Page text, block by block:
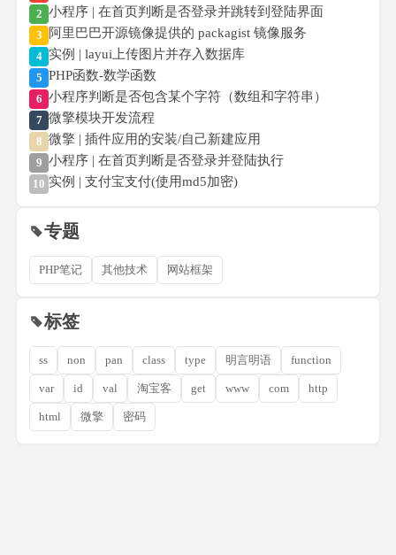
2 小程序 | 在首页判断是否登录并跳转到登陆界面
3 阿里巴巴开源镜像提供的 packagist 镜像服务
4 实例 | layui上传图片并存入数据库
5 PHP函数-数学函数
6 小程序判断是否包含某个字符（数组和字符串）
7 微擎模块开发流程
8 微擎 | 插件应用的安装/自己新建应用
9 小程序 | 在首页判断是否登录并登陆执行
10 实例 | 支付宝支付(使用md5加密)
专题
PHP笔记 其他技术 网站框架
标签
ss non pan class type 明言明语 function
var id val 淘宝客 get www com http
html 微擎 密码